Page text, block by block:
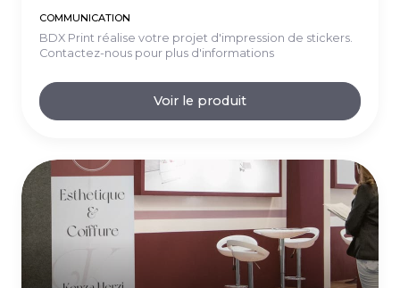
COMMUNICATION
BDX Print réalise votre projet d'impression de stickers.
Contactez-nous pour plus d'informations
Voir le produit